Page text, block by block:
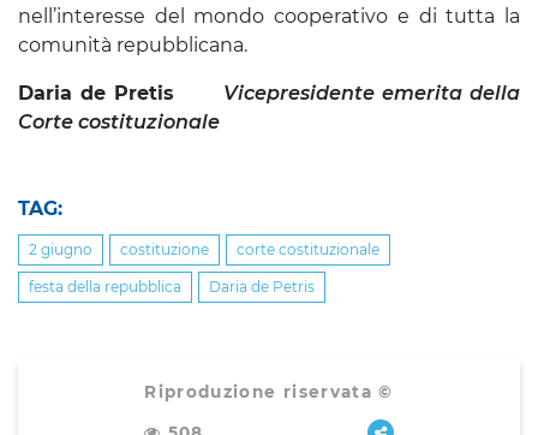
nell’interesse del mondo cooperativo e di tutta la
comunità repubblicana.
Daria de Pretis Vicepresidente emerita della
Corte costituzionale
TAG:
2 giugno costituzione corte costituzionale
festa della repubblica Daria de Petris
Riproduzione riservata ©